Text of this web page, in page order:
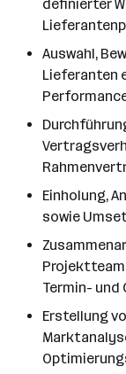
definierter
Auswahl,
Lieferanten
Einholung,
sowie
Termin-
Erstellung